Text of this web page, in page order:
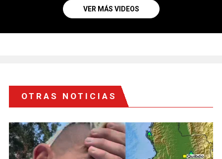
VER MÁS VIDEOS
OTRAS NOTICIAS